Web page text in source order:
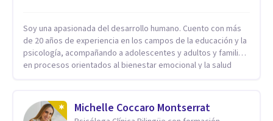
Soy una apasionada del desarrollo humano. Cuento con más
de 20 años de experiencia en los campos de la educación y la
psicología, acompañando a adolescentes y adultos y familias
en procesos orientados al bienestar emocional y la salud
sentido. Considero que esto es posible cuando
desarrollamos una mayor conciencia de nuestro mundo
Michelle Coccaro Montserrat